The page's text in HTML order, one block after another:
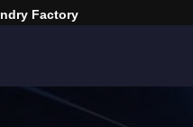
Factory